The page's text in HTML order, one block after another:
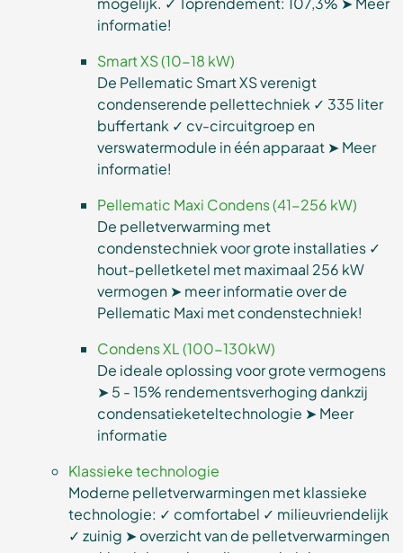
informatie!
Smart XS (10-18 kW)
De Pellematic Smart XS verenigt
condenserende pellettechniek ✓ 335 liter
buffertank ✓ cv-circuitgroep en
verswatermodule in één apparaat ➤ Meer
informatie!
Pellematic Maxi Condens (41-256 kW)
De pelletverwarming met
condenstechniek voor grote installaties ✓
hout-pelletketel met maximaal 256 kW
vermogen ➤ meer informatie over de
Pellematic Maxi met condenstechniek!
Condens XL (100-130kW)
De ideale oplossing voor grote vermogens
➤ 5 - 15% rendementsverhoging dankzij
condensatieketeltechnologie ➤ Meer
informatie
Klassieke technologie
Moderne pelletverwarmingen met klassieke
technologie: ✓ comfortabel ✓ milieuvriendelijk
✓ zuinig ➤ overzicht van de pelletverwarmingen